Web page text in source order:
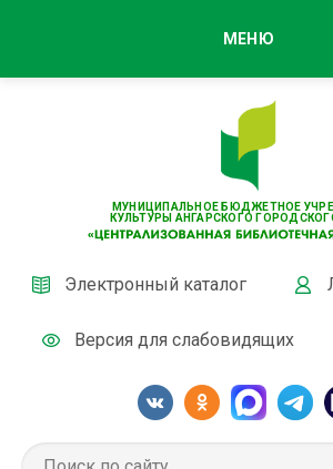
МУНИЦИПАЛЬНОЕ БЮДЖЕТНОЕ
КУЛЬТУРЫ АНГАРСКОГО
Электронный каталог
Версия для слабовидящих
МЕНЮ